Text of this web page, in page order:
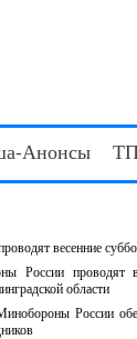
Анонсы
весенние
России проводят
области
России